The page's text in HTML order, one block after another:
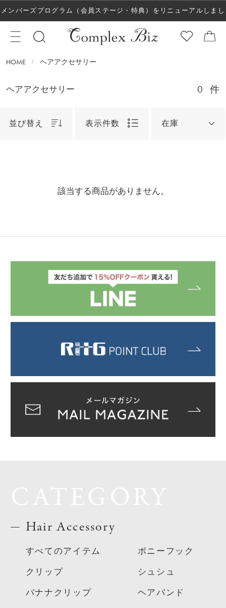
メンバーズプログラム（会員ステージ・特典）をリニューアルしまし
た！
HOME ヘアアクセサリー
ヘアアクセサリー 0 件
並び替え 表示件数 在庫
該当する商品がありません。
Hair Accessory
すべてのアイテム
クリップ
バナナクリップ
ポニーフック
シュシュ
ヘアバンド